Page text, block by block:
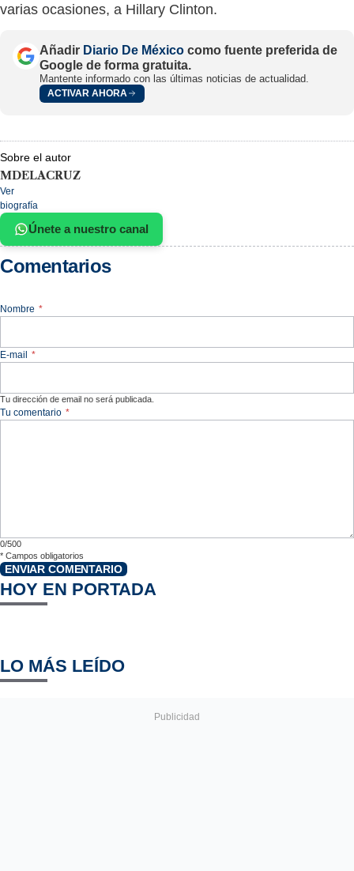
varias ocasiones, a Hillary Clinton.
Añadir Diario De México como fuente preferida de
Google de forma gratuita.
Mantente informado con las últimas noticias de actualidad.
ACTIVAR AHORA
Sobre el autor
MDELACRUZ
Ver
biografía
Únete a nuestro canal
Comentarios
Nombre *
E-mail *
Tu dirección de email no será publicada.
Tu comentario *
0/500
* Campos obligatorios
ENVIAR COMENTARIO
HOY EN PORTADA
LO MÁS LEÍDO